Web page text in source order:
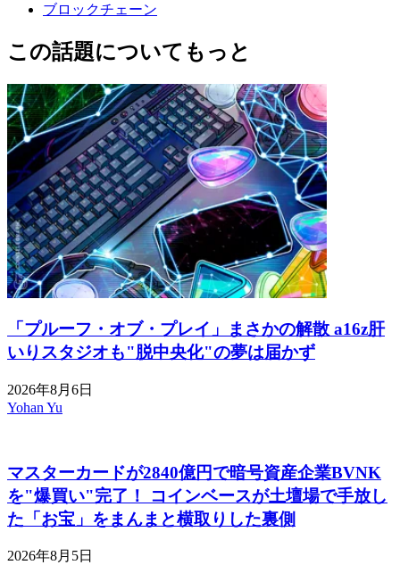
ブロックチェーン
この話題についてもっと
「プルーフ・オブ・プレイ」まさかの解散 a16z肝
いりスタジオも"脱中央化"の夢は届かず
2026年8月6日
Yohan Yu
マスターカードが2840億円で暗号資産企業BVNK
を"爆買い"完了！ コインベースが土壇場で手放し
た「お宝」をまんまと横取りした裏側
2026年8月5日